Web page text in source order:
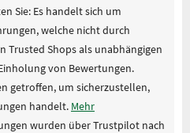
Sie: Es handelt sich um
welche nicht durch
Trusted Shops als unabhängigen
von Bewertungen.
getroffen, um sicherzustellen,
handelt. Mehr
wurden über Trustpilot nach